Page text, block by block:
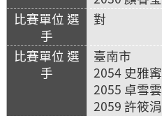
對
臺南市
2054 史雅寗
2055 卓雪雲
2059 許筱涓